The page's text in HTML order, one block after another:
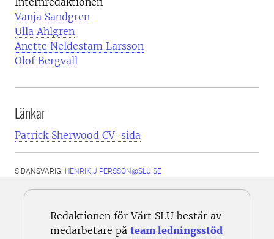
Vanja Sandgren
Ulla Ahlgren
Anette Neldestam Larsson
Olof Bergvall
Länkar
Patrick Sherwood CV-sida
SIDANSVARIG: HENRIK.J.PERSSON@SLU.SE
Redaktionen för Vårt SLU består av
medarbetare på team ledningsstöd